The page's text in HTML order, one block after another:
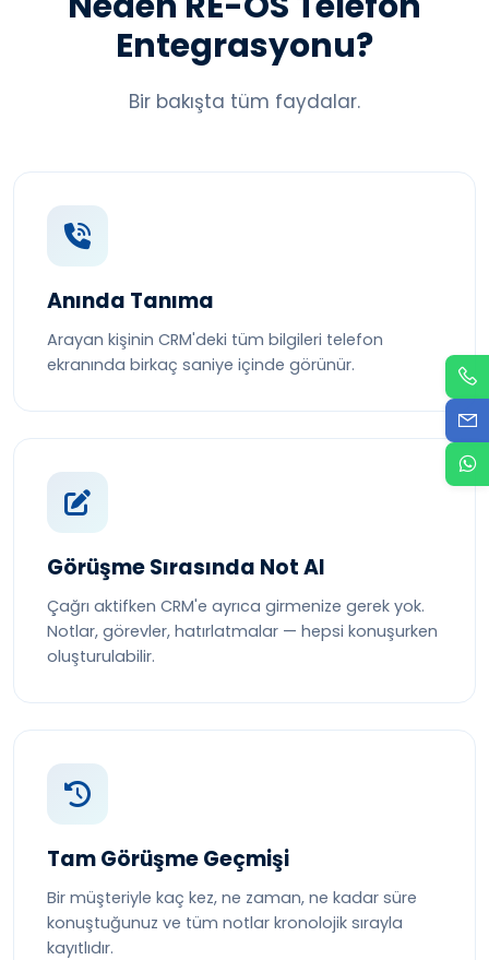
Entegrasyonu?
Bir bakışta tüm faydalar.
Anında Tanıma
Arayan kişinin CRM'deki tüm bilgileri telefon
ekranında birkaç saniye içinde görünür.
Görüşme Sırasında Not Al
Çağrı aktifken CRM'e ayrıca girmenize gerek yok.
Notlar, görevler, hatırlatmalar — hepsi konuşurken
oluşturulabilir.
Tam Görüşme Geçmişi
Bir müşteriyle kaç kez, ne zaman, ne kadar süre
konuştuğunuz ve tüm notlar kronolojik sırayla
kayıtlıdır.